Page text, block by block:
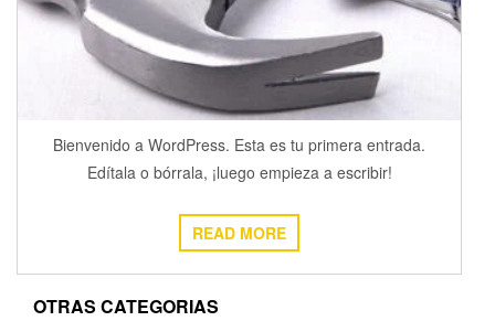
Bienvenido a WordPress. Esta es tu primera entrada.
Edítala o bórrala, ¡luego empieza a escribir!
READ MORE
OTRAS CATEGORIAS